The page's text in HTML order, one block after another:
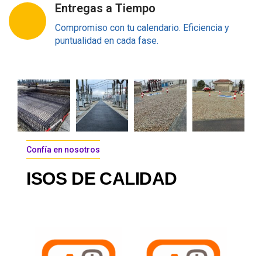
Entregas a Tiempo
Compromiso con tu calendario. Eficiencia y
puntualidad en cada fase.
Confía en nosotros
ISOS DE CALIDAD